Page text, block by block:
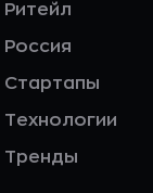
Ритейл
Россия
Стартапы
Технологии
Тренды